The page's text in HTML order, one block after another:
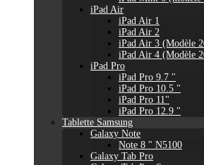
iPad Air
iPad Air 1
iPad Air 2
iPad Air 3 (Modèle
iPad Air 4 (Modèle
iPad Pro
iPad Pro 9.7 "
iPad Pro 10.5 "
iPad Pro 11"
iPad Pro 12.9 "
Tablette Samsung
Galaxy Note
Note 8 " N5100
Galaxy Tab Pro